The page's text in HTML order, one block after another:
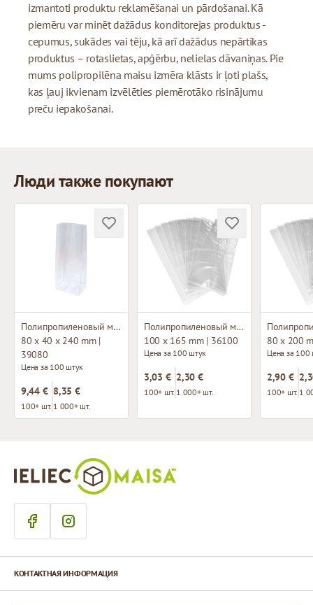
izmantoti produktu reklamēšanai un pārdošanai. Kā
piemēru var minēt dažādus konditorejas produktus -
cepumus, sukādes vai tēju, kā arī dažādus nepārtikas
produktus – rotaslietas, apģērbu, nelielas dāvaniņas. Pie
mums polipropilēna maisu izmēra klāsts ir ļoti plašs,
kas ļauj ikvienam izvēlēties piemērotāko risinājumu
preču iepakošanai.
Люди также покупают
Полипропиленовый мешок с плоским дном
80 x 40 x 240 mm |
39080
Цена за 100 штук
9,44 €
100+ шт.
8,35 €
1 000+ шт.
Полипропиленовый мешок без складки
100 x 165 mm | 36100
Цена за 100 штук
3,03 €
100+ шт.
2,30 €
1 000+ шт.
80 x 200
Цена за 100
2,90 €
100+ шт. 1
КОНТАКТНАЯ ИНФОРМАЦИЯ